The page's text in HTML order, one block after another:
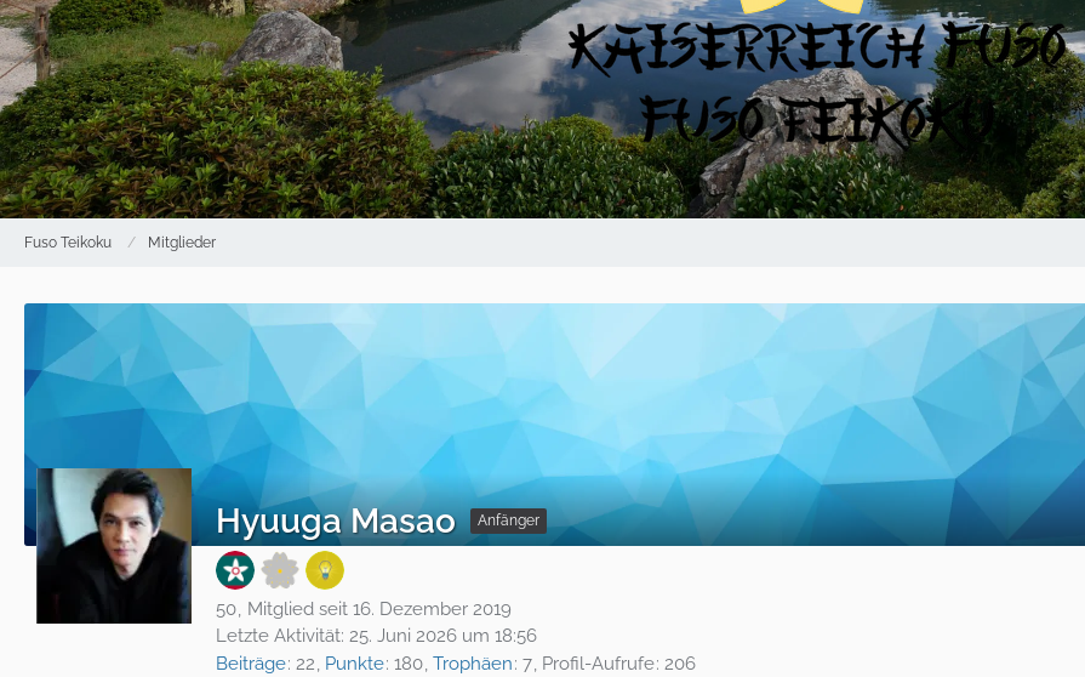
Fuso Teikoku Mitglieder
Hyuuga Masao Anfänger
50 Mitglied seit 16. Dezember 2019
Letzte Aktivität: 25. Juni 2026 um 18:56
Beiträge 22 Punkte 180 Trophäen 7 Profil-Aufrufe 206